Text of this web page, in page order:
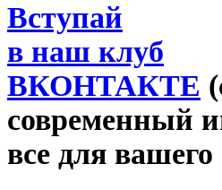
Вступай
в наш клуб
ВКОНТАКТЕ
современный
все для